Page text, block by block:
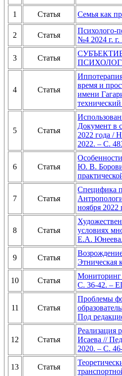
1 Статья Семья как
2 Статья
Психолого-
№4 2024 г. г.
3 Статья
4 Статья
время и
имени
5 Статья
Документ в
2022 года /
2022. – С.
6 Статья
Ю. В.
7 Статья
Специфика
ноября
8 Статья
условиях
Е.А. Юнеева.
9 Статья
Этническая
10 Статья
Мониторинг
С. 36-42. –
11 Статья
Проблемы
Под
12 Статья
Реализация
Исаева //
2020. – С.
13 Статья